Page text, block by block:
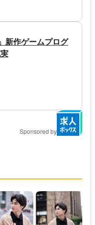
新作ゲームプログ
Sponsored by